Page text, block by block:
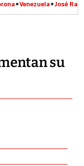
Venezuela José
su